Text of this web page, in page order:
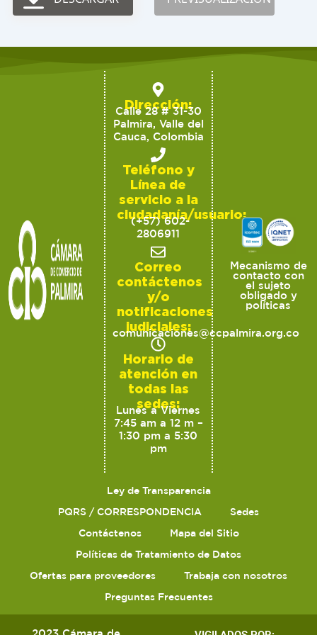
Dirección:
Calle 28 # 31-30
Palmira, Valle del
Cauca, Colombia
Teléfono y
Línea de
servicio a la
ciudadanía/usuario:
(+57) 602-
2806911
Correo
contáctenos
y/o
notificaciones
judiciales:
comunicaciones@ccpalmira.org.co
Horario de
atención en
todas las
sedes:
Lunes a Viernes
7:45 am a 12 m –
1:30 pm a 5:30
pm
Mecanismo de
contacto con
el sujeto
obligado y
políticas
Ley de Transparencia
PQRS / CORRESPONDENCIA
Sedes
Contáctenos
Mapa del Sitio
Políticas de Tratamiento de Datos
Ofertas para proveedores
Trabaja con nosotros
Preguntas Frecuentes